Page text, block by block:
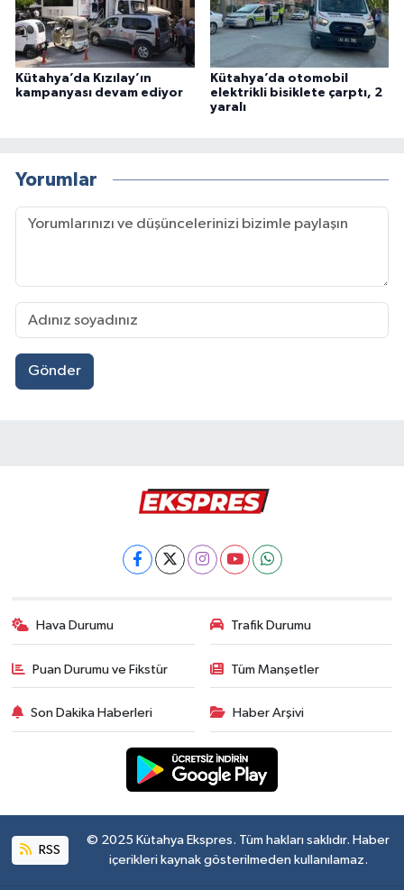
Kütahya’da Kızılay’ın
kampanyası devam ediyor
Kütahya’da otomobil
elektrikli bisiklete çarptı, 2
yaralı
Yorumlar
Gönder
Hava Durumu Trafik Durumu
Puan Durumu ve Fikstür Tüm Manşetler
Son Dakika Haberleri Haber Arşivi
RSS
© 2025 Kütahya Ekspres. Tüm hakları saklıdır. Haber
içerikleri kaynak gösterilmeden kullanılamaz.